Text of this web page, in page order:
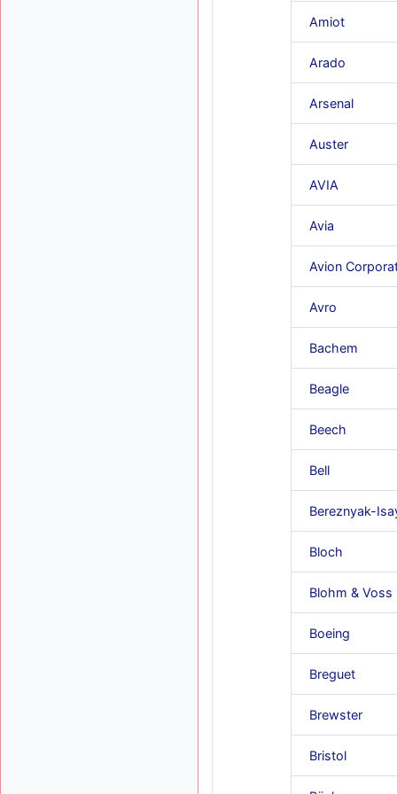
Amiot
Arado
Arsenal
Auster
AVIA
Avia
Avion
Avro
Bachem
Beagle
Beech
Bell
Bereznyak-
Bloch
Blohm & Voss
Boeing
Breguet
Brewster
Bristol